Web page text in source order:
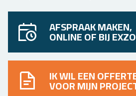
AFSPRAAK MAKEN,
ONLINE OF BIJ
IK WIL EEN
VOOR MIJN